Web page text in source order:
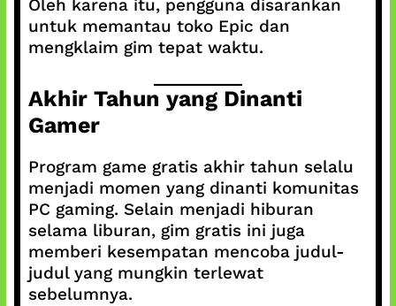
Oleh karena itu, pengguna disarankan
untuk memantau toko Epic dan
mengklaim gim tepat waktu.
Akhir Tahun yang Dinanti
Gamer
Program game gratis akhir tahun selalu
menjadi momen yang dinanti komunitas
PC gaming. Selain menjadi hiburan
selama liburan, gim gratis ini juga
memberi kesempatan mencoba judul-
judul yang mungkin terlewat
sebelumnya.